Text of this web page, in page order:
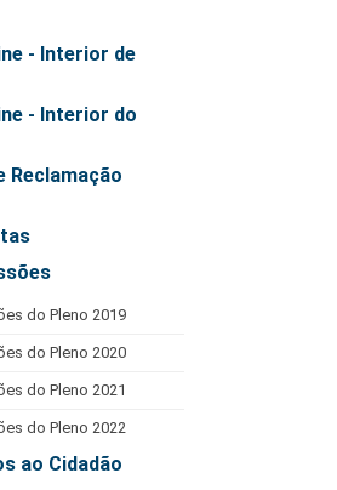
do PJe
do e-Gestão e de Tabelas
- Interior de
- Interior do
Reclamação
do Pleno 2019
do Pleno 2020
do Pleno 2021
do Pleno 2022
ao Cidadão